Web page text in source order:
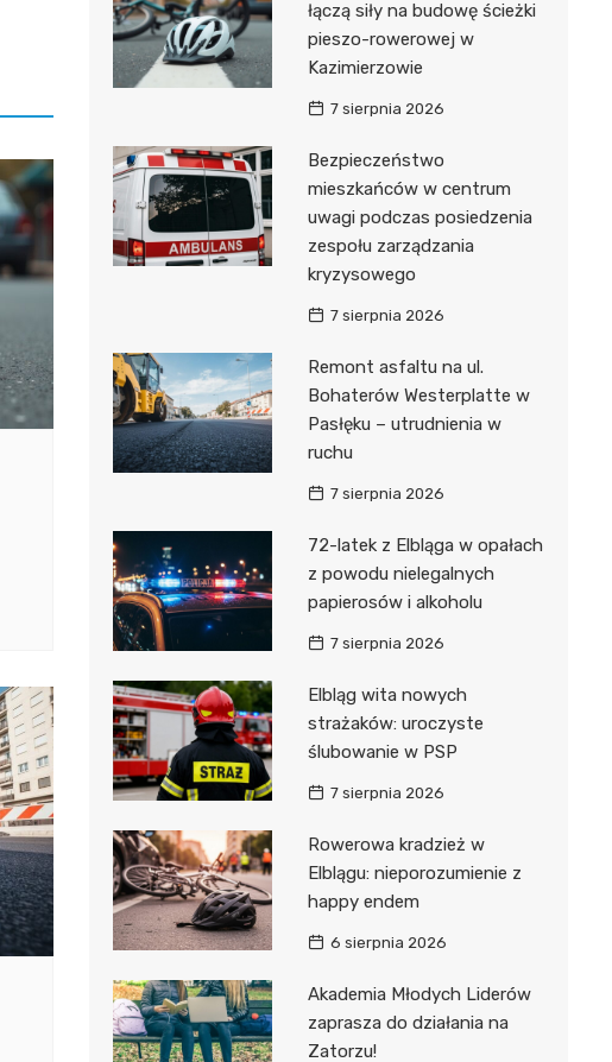
łączą siły na budowę ścieżki
pieszo-rowerowej w
Kazimierzowie
7 sierpnia 2026
Bezpieczeństwo
mieszkańców w centrum
uwagi podczas posiedzenia
zespołu zarządzania
kryzysowego
7 sierpnia 2026
Remont asfaltu na ul.
Bohaterów Westerplatte w
Pasłęku – utrudnienia w
ruchu
7 sierpnia 2026
72-latek z Elbląga w opałach
z powodu nielegalnych
papierosów i alkoholu
7 sierpnia 2026
Elbląg wita nowych
strażaków: uroczyste
ślubowanie w PSP
7 sierpnia 2026
Rowerowa kradzież w
Elblągu: nieporozumienie z
happy endem
6 sierpnia 2026
Akademia Młodych Liderów
zaprasza do działania na
Zatorzu!